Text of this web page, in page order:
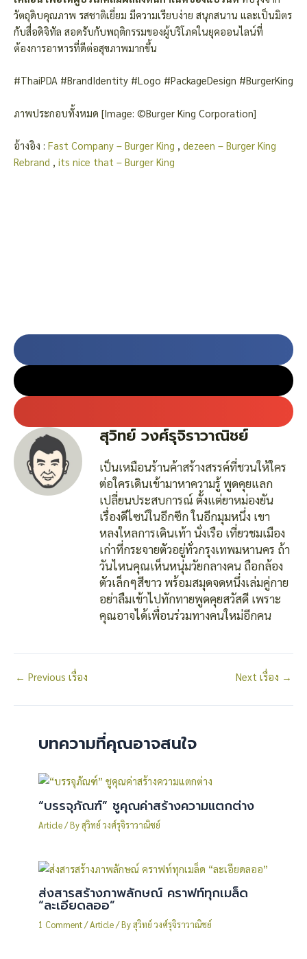
วัตถุดิบคุณภาพ รสชาติเยี่ยม มีความเรียบง่าย สนุกสนาน และเป็นมิตร
กับสื่อดิจิทัล สอดรับกับพฤติกรรมของผู้บริโภคในยุคออนไลน์ที่
ต้องการอาหารที่ดีต่อสุขภาพมากขึ้น
#ThaiPDA #BrandIdentity #Logo #PackageDesign #BurgerKing
ภาพประกอบทั้งหมด [Image: ©Burger King Corporation]
อ้างอิง : Fast Company – Burger King , dezeen – Burger King
Rebrand , its nice that – Burger King
สุวิทย์ วงศ์รุจิราวาณิชย์
เป็นเหมือนร้านค้าสร้างสรรค์ที่ชวนให้ใคร
ต่อใครเดินเข้ามาหาความรู้ พูดคุยแลก
เปลี่ยนประสบการณ์ ตั้งแต่ยาหม่องยัน
เรื่องดีไซน์ในอีกซีก ในอีกมุมหนึ่ง เขา
หลงใหลการเดินเท้า นั่งเรือ เที่ยวชมเมือง
เก่าที่กระจายตัวอยู่ทั่วกรุงเทพมหานคร ถ้า
วันไหนคุณเห็นหนุ่มวัยกลางคน ถือกล้อง
ตัวเล็กๆสีขาว พร้อมสมุดจดหนึ่งเล่มคู่กาย
อย่าลืมเข้าไปทักทายพูดคุยสวัสดี เพราะ
คุณอาจได้เพื่อนร่วมทางคนใหม่อีกคน
← Previous เรื่อง Next เรื่อง →
บทความที่คุณอาจสนใจ
“บรรจุภัณฑ์” ชูคุณค่าสร้างความแตกต่าง
Article/ Byสุวิทย์ วงศ์รุจิราวาณิชย์
ส่งสารสร้างภาพลักษณ์ คราฟท์ทุกเมล็ด
“ละเอียดลออ”
1 Comment /Article/ Byสุวิทย์ วงศ์รุจิราวาณิชย์